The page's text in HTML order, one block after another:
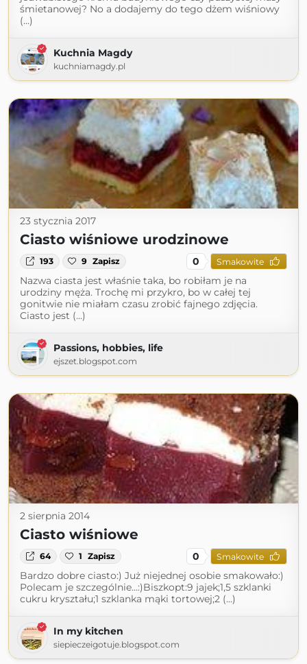
śmietanowej? No a dodajemy do tego dżem wiśniowy
(...)
Kuchnia Magdy
kuchniamagdy.pl
23 stycznia 2017
Ciasto wiśniowe urodzinowe
193 9 Zapisz 0 Smakowite
Nazwa ciasta jest właśnie taka, bo robiłam je na
urodziny męża. Trochę mi przykro, bo w całej tej
gonitwie nie miałam czasu zrobić fajnego zdjęcia.
Ciasto jest (...)
Passions, hobbies, life
ejszet.blogspot.com
2 sierpnia 2014
Ciasto wiśniowe
64 1 Zapisz 0 Smakowite
Bardzo dobre ciasto:) Już niejednej osobie smakowało:)
Polecam je szczególnie...:)Biszkopt:9 jajek;1,5 szklanki
cukru kryształu;1 szklanka mąki tortowej;2 (...)
In my kitchen
siepieczeigotuje.blogspot.com